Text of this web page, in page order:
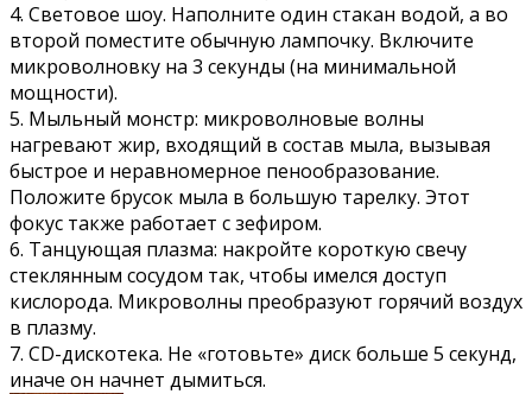
4. Световое шоу. Наполните один стакан водой, а во
второй поместите обычную лампочку. Включите
микроволновку на 3 секунды (на минимальной
мощности).
5. Мыльный монстр: микроволновые волны
нагревают жир, входящий в состав мыла, вызывая
быстрое и неравномерное пенообразование.
Положите брусок мыла в большую тарелку. Этот
фокус также работает с зефиром.
6. Танцующая плазма: накройте короткую свечу
стеклянным сосудом так, чтобы имелся доступ
кислорода. Микроволны преобразуют горячий воздух
в плазму.
7. CD-дискотека. Не «готовьте» диск больше 5 секунд,
иначе он начнет дымиться.